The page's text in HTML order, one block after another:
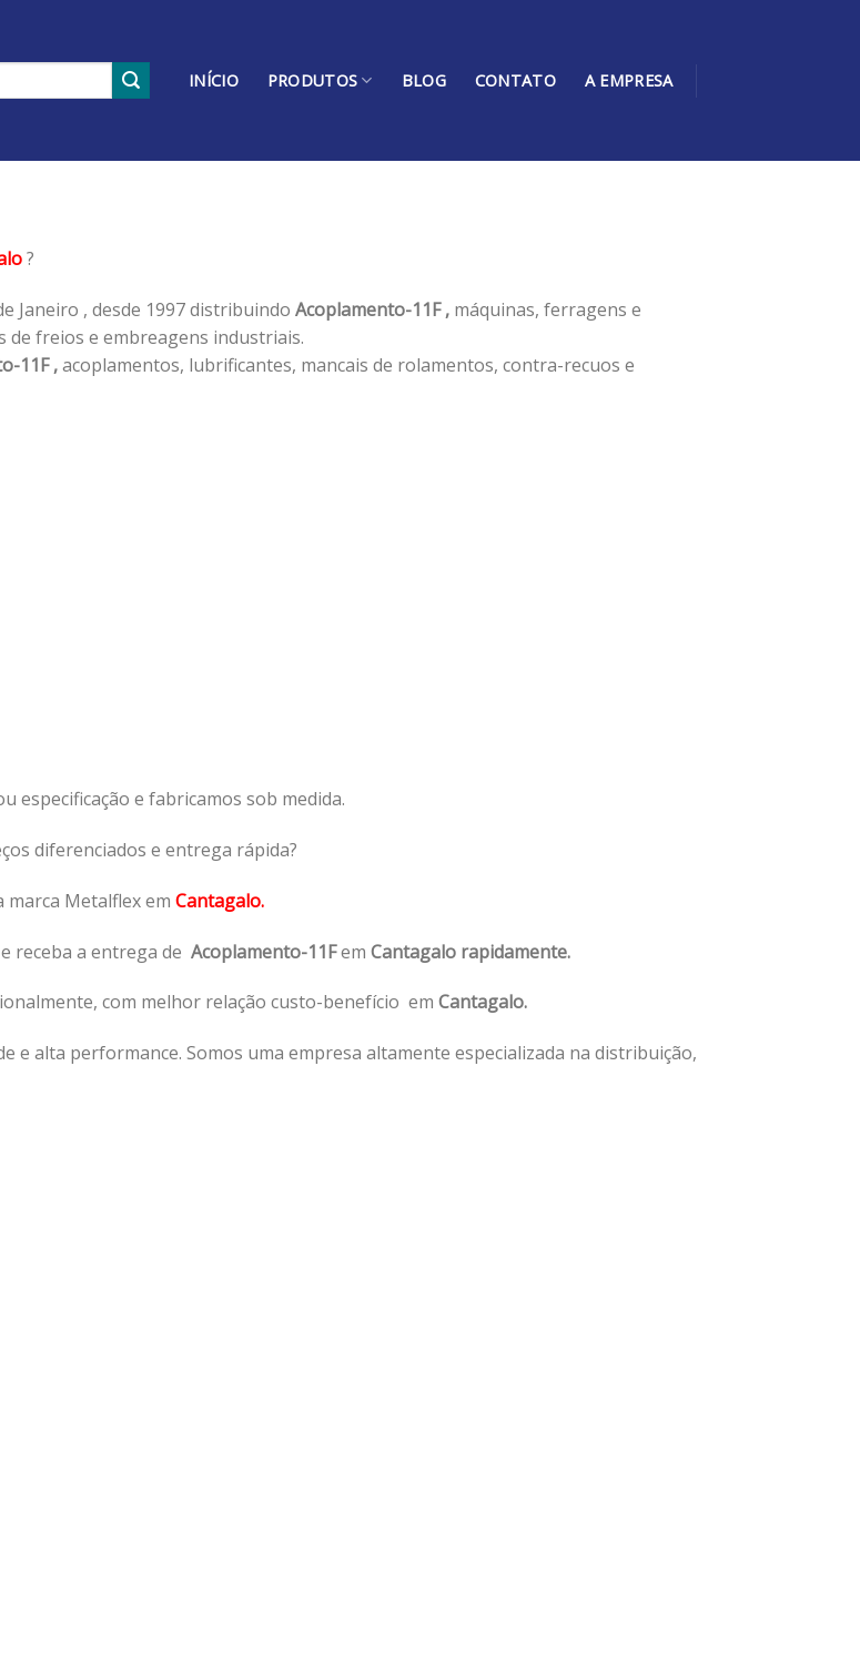
INÍCIO PRODUTOS BLOG CONTATO A EMPRESA
?
Janeiro , desde 1997 distribuindo Acoplamento-11F , máquinas, ferragens e
freios e embreagens industriais.
11F ,acoplamentos, lubrificantes, mancais de rolamentos, contra-recuos e
especificação e fabricamos sob medida.
diferenciados e entrega rápida?
marca Metalflex em Cantagalo.
receba a entrega de Acoplamento-11Fem Cantagalo rapidamente.
com melhor relação custo-benefício em Cantagalo.
e alta performance. Somos uma empresa altamente especializada na distribuição,